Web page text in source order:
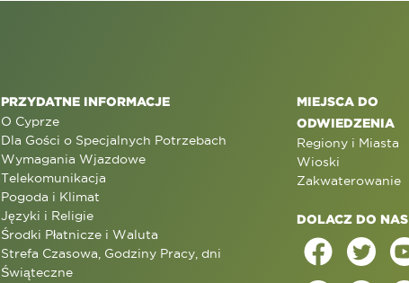
PRZYDATNE INFORMACJE
O Cyprze
Dla Gości o Specjalnych Potrzebach
Wymagania Wjazdowe
Telekomunikacja
Pogoda i Klimat
Języki i Religie
Środki Płatnicze i Waluta
Strefa Czasowa, Godziny Pracy, dni
Świąteczne
MIEJSCA DO
ODWIEDZENIA
Regiony i Miasta
Wioski
Zakwaterowanie
DOLACZ DO NAS